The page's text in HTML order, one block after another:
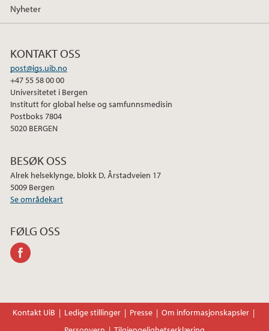
Nyheter
KONTAKT OSS
post@igs.uib.no
+47 55 58 00 00
Universitetet i Bergen
Institutt for global helse og samfunnsmedisin
Postboks 7804
5020 BERGEN
BESØK OSS
Alrek helseklynge, blokk D, Årstadveien 17
5009 Bergen
Se områdekart
FØLG OSS
Kontakt UiB Ledige stillinger Presse
Om informasjonskapsler